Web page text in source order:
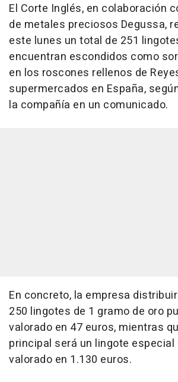
El Corte Inglés, en colaboración
de metales preciosos Degussa,
este lunes un total de 251
encuentran escondidos como
en los roscones rellenos de
supermercados en España,
la compañía en un comunicado.
En concreto, la empresa
250 lingotes de 1 gramo de oro
valorado en 47 euros, mientras
principal será un lingote especial
valorado en 1.130 euros.